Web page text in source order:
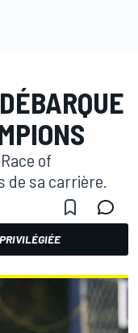
of
de sa carrière.